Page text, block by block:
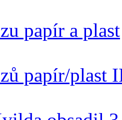
papír a plast
papír/plast